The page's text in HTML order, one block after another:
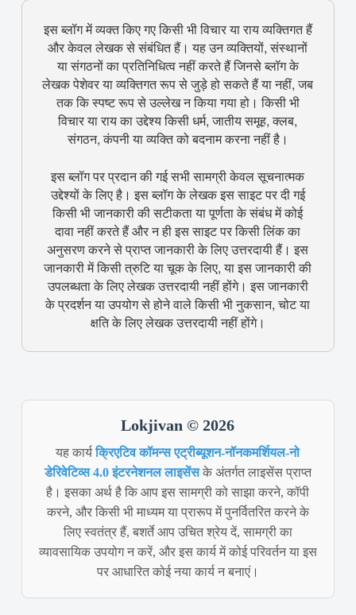
इस ब्लॉग में व्यक्त किए गए किसी भी विचार या राय व्यक्तिगत हैं
और केवल लेखक से संबंधित हैं। यह उन व्यक्तियों, संस्थानों
या संगठनों का प्रतिनिधित्व नहीं करते हैं जिनसे ब्लॉग के
लेखक पेशेवर या व्यक्तिगत रूप से जुड़े हो सकते हैं या नहीं, जब
तक कि स्पष्ट रूप से उल्लेख न किया गया हो। किसी भी
विचार या राय का उद्देश्य किसी धर्म, जातीय समूह, क्लब,
संगठन, कंपनी या व्यक्ति को बदनाम करना नहीं है।
इस ब्लॉग पर प्रदान की गई सभी सामग्री केवल सूचनात्मक
उद्देश्यों के लिए है। इस ब्लॉग के लेखक इस साइट पर दी गई
किसी भी जानकारी की सटीकता या पूर्णता के संबंध में कोई
दावा नहीं करते हैं और न ही इस साइट पर किसी लिंक का
अनुसरण करने से प्राप्त जानकारी के लिए उत्तरदायी हैं। इस
जानकारी में किसी त्रुटि या चूक के लिए, या इस जानकारी की
उपलब्धता के लिए लेखक उत्तरदायी नहीं होंगे। इस जानकारी
के प्रदर्शन या उपयोग से होने वाले किसी भी नुकसान, चोट या
क्षति के लिए लेखक उत्तरदायी नहीं होंगे।
Lokjivan © 2026
यह कार्यक्रिएटिव कॉमन्स एट्रीब्यूशन-नॉनकमर्शियल-नो
डेरिवेटिव्स 4.0 इंटरनेशनल लाइसेंसके अंतर्गत लाइसेंस प्राप्त
है। इसका अर्थ है कि आप इस सामग्री को साझा करने, कॉपी
करने, और किसी भी माध्यम या प्रारूप में पुनर्वितरित करने के
लिए स्वतंत्र हैं, बशर्ते आप उचित श्रेय दें, सामग्री का
व्यावसायिक उपयोग न करें, और इस कार्य में कोई परिवर्तन या इस
पर आधारित कोई नया कार्य न बनाएं।